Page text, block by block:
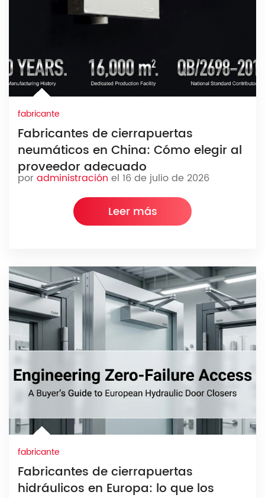
fabricante
Fabricantes de cierrapuertas
neumáticos en China: Cómo elegir al
proveedor adecuado
poradministración el 16 de julio de 2026
Leer más
fabricante
Fabricantes de cierrapuertas
hidráulicos en Europa: lo que los